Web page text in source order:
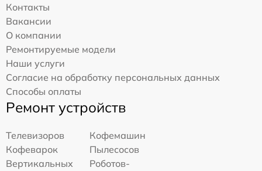
Контакты
Вакансии
О компании
Ремонтируемые модели
Наши услуги
Согласие на обработку персональных данных
Способы оплаты
Ремонт устройств
Телевизоров
Кофемашин
Кофеварок
Пылесосов
Вертикальных
Роботов-